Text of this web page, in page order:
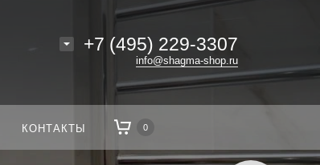
+7 (495) 229-3307
info@shagma-shop.ru
КОНТАКТЫ 0